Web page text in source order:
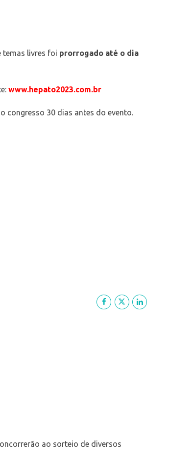
temas livres foi prorrogado até o dia
www.hepato2023.com.br
congresso 30 dias antes do evento.
ao sorteio de diversos